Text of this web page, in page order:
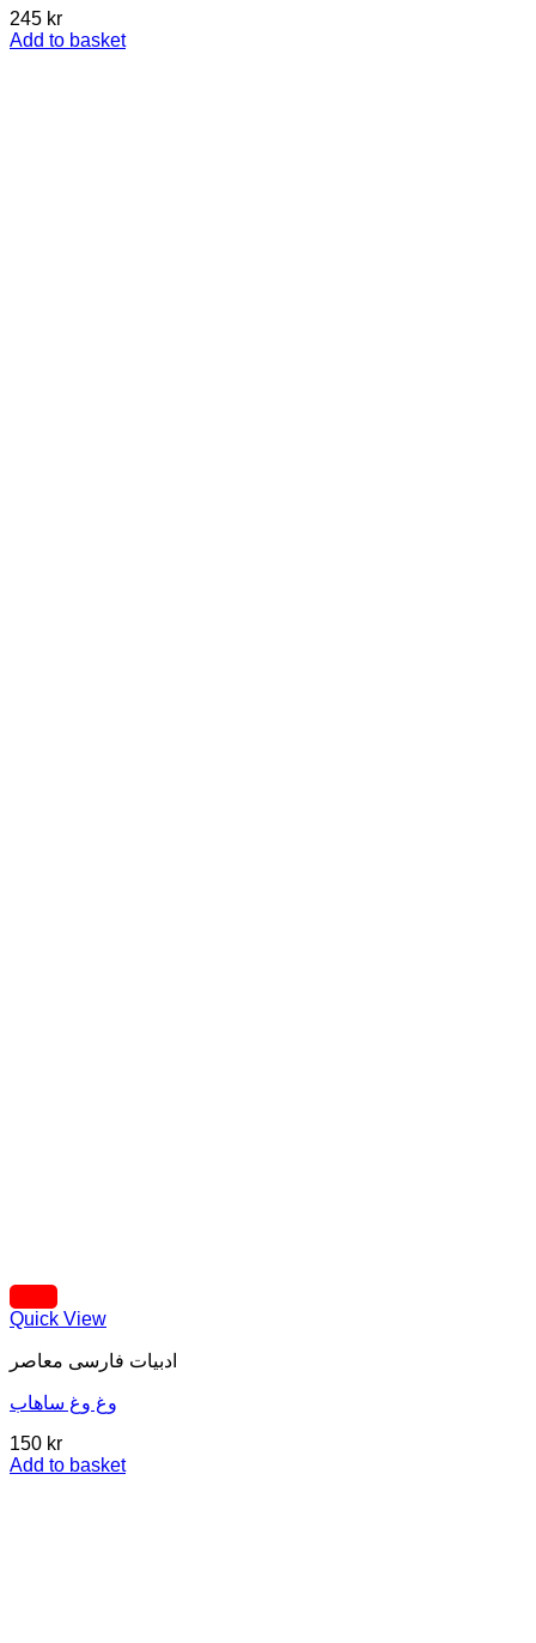
245 kr
Add to basket
Quick View
ادبيات فارسی معاصر
وغ وغ ساهاب
150 kr
Add to basket